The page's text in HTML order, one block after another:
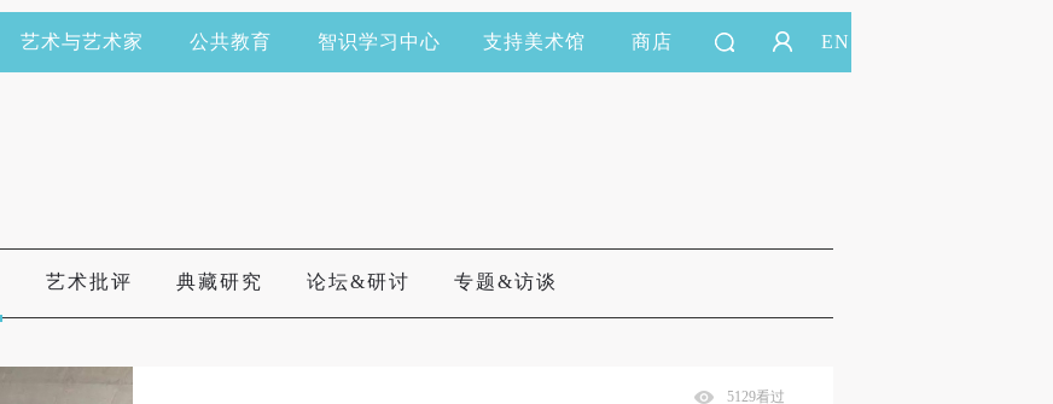
艺术与艺术家 公共教育 智识学习中心 支持美术馆 商店 EN
艺术批评 典藏研究 论坛&研讨 专题&访谈
5129看过